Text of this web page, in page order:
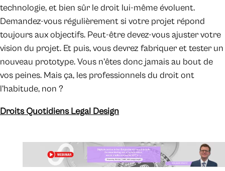
technologie, et bien sûr le droit lui-même évoluent.
Demandez-vous régulièrement si votre projet répond
toujours aux objectifs. Peut-être devez-vous ajuster votre
vision du projet. Et puis, vous devrez fabriquer et tester un
nouveau prototype. Vous n’êtes donc jamais au bout de
vos peines. Mais ça, les professionnels du droit ont
l’habitude, non ?
Droits Quotidiens Legal Design